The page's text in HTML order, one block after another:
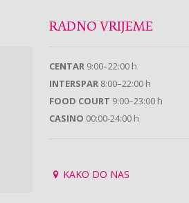
RADNO VRIJEME
CENTAR 9:00–22:00 h
INTERSPAR 8:00–22:00 h
FOOD COURT 9:00–23:00 h
CASINO 00:00-24:00 h
KAKO DO NAS